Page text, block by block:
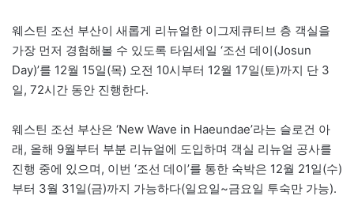
웨스틴 조선 부산이 새롭게 리뉴얼한 이그제큐티브 층 객실을
가장 먼저 경험해볼 수 있도록 타임세일 ‘조선 데이(Josun
Day)’를 12월 15일(목) 오전 10시부터 12월 17일(토)까지 단 3
일, 72시간 동안 진행한다.
웨스틴 조선 부산은 ‘New Wave in Haeundae’라는 슬로건 아
래, 올해 9월부터 부분 리뉴얼에 도입하며 객실 리뉴얼 공사를
진행 중에 있으며, 이번 ‘조선 데이’를 통한 숙박은 12월 21일(수)
부터 3월 31일(금)까지 가능하다(일요일~금요일 투숙만 가능).